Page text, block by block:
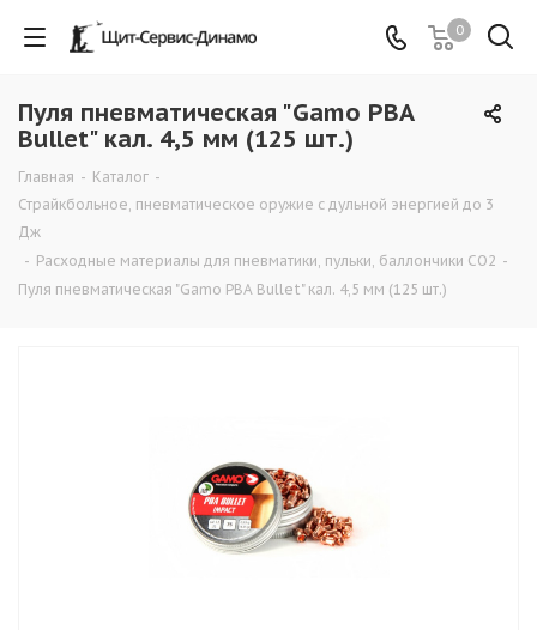
0
Пуля пневматическая "Gamo PBA
Bullet" кал. 4,5 мм (125 шт.)
Главная - Каталог -
Страйкбольное, пневматическое оружие с дульной энергией до 3
Дж
- Расходные материалы для пневматики, пульки, баллончики СО2 -
Пуля пневматическая "Gamo PBA Bullet" кал. 4,5 мм (125 шт.)